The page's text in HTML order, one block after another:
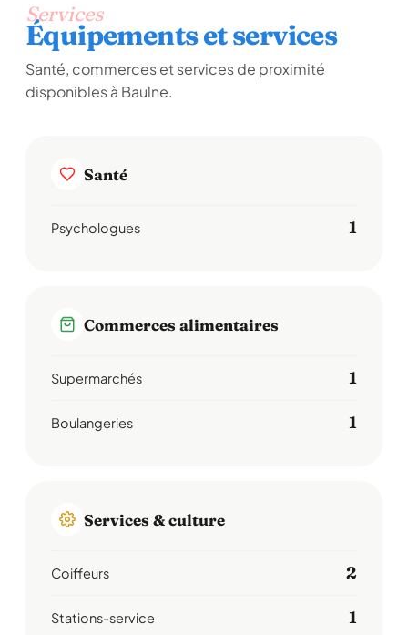
Services
Équipements et services
Santé, commerces et services de proximité
disponibles à Baulne.
Santé
Psychologues 1
Commerces alimentaires
Supermarchés 1
Boulangeries 1
Services & culture
Coiffeurs 2
Stations-service 1